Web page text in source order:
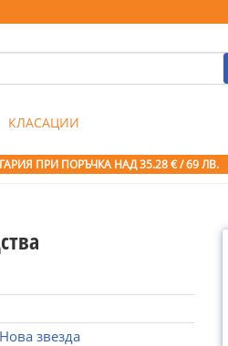
КЛАСАЦИИ
ПРИ ПОРЪЧКА НАД 35.28 € / 69 ЛВ.
Нова звезда